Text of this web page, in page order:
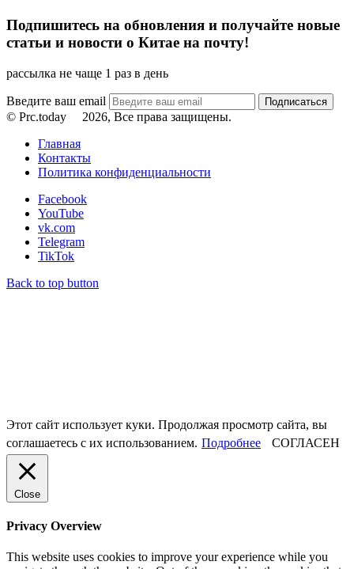
Подпишитесь на обновления и получайте новые
статьи и новости о Китае на почту!
рассылка не чаще 1 раз в день
Введите ваш email
© Prc.today
2026, Все права защищены.
Главная
Контакты
Политика конфиденциальности
Facebook
YouTube
vk.com
Telegram
TikTok
Back to top button
Этот сайт использует куки. Продолжая просмотр сайта, вы
соглашаетесь с их использованием. Подробнее СОГЛАСЕН
Close
Privacy Overview
This website uses cookies to improve your experience while you